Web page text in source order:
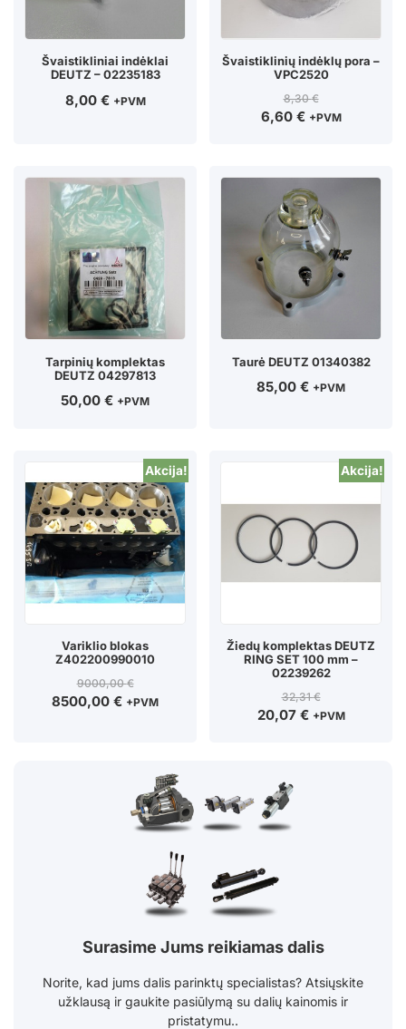
Švaistikliniai indėklai
DEUTZ – 02235183
8,00 € +PVM
Švaistiklinių indėklų pora –
VPC2520
8,30€
6,60 € +PVM
Tarpinių komplektas
DEUTZ 04297813
50,00 € +PVM
Taurė DEUTZ 01340382
85,00 € +PVM
Akcija!
Variklio blokas
Z402200990010
9000,00€
8500,00 € +PVM
Akcija!
Žiedų komplektas DEUTZ
RING SET 100 mm –
02239262
32,31€
20,07 € +PVM
Surasime Jums reikiamas dalis
Norite, kad jums dalis parinktų specialistas? Atsiųskite
užklausą ir gaukite pasiūlymą su dalių kainomis ir
pristatymu..